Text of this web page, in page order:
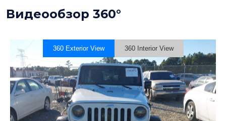
Видеообзор 360°